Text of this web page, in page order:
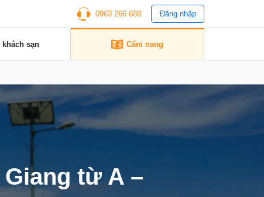
0963 266 688 Đăng nhập
khách sạn Cẩm nang
từ A –